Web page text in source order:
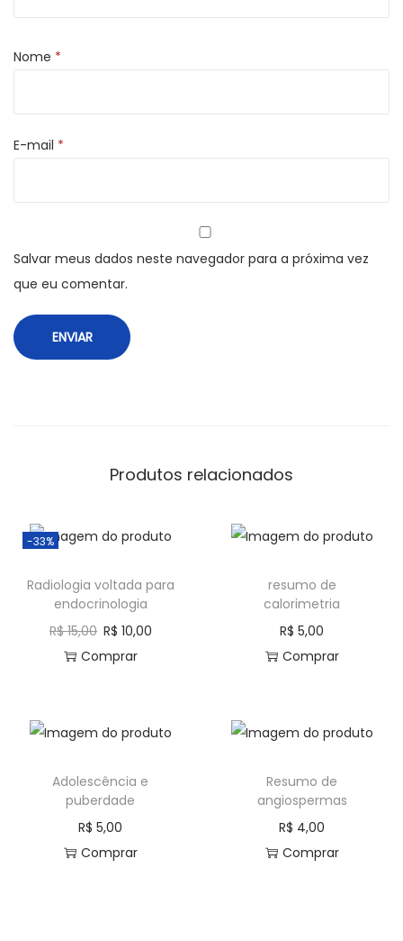
Nome *
E-mail *
Salvar meus dados neste navegador para a próxima vez
que eu comentar.
Produtos relacionados
-33%
Radiologia voltada para
endocrinologia
R$15,00 R$ 10,00
Comprar
resumo de
calorimetria
R$ 5,00
Comprar
Adolescência e
puberdade
R$ 5,00
Comprar
Resumo de
angiospermas
R$ 4,00
Comprar